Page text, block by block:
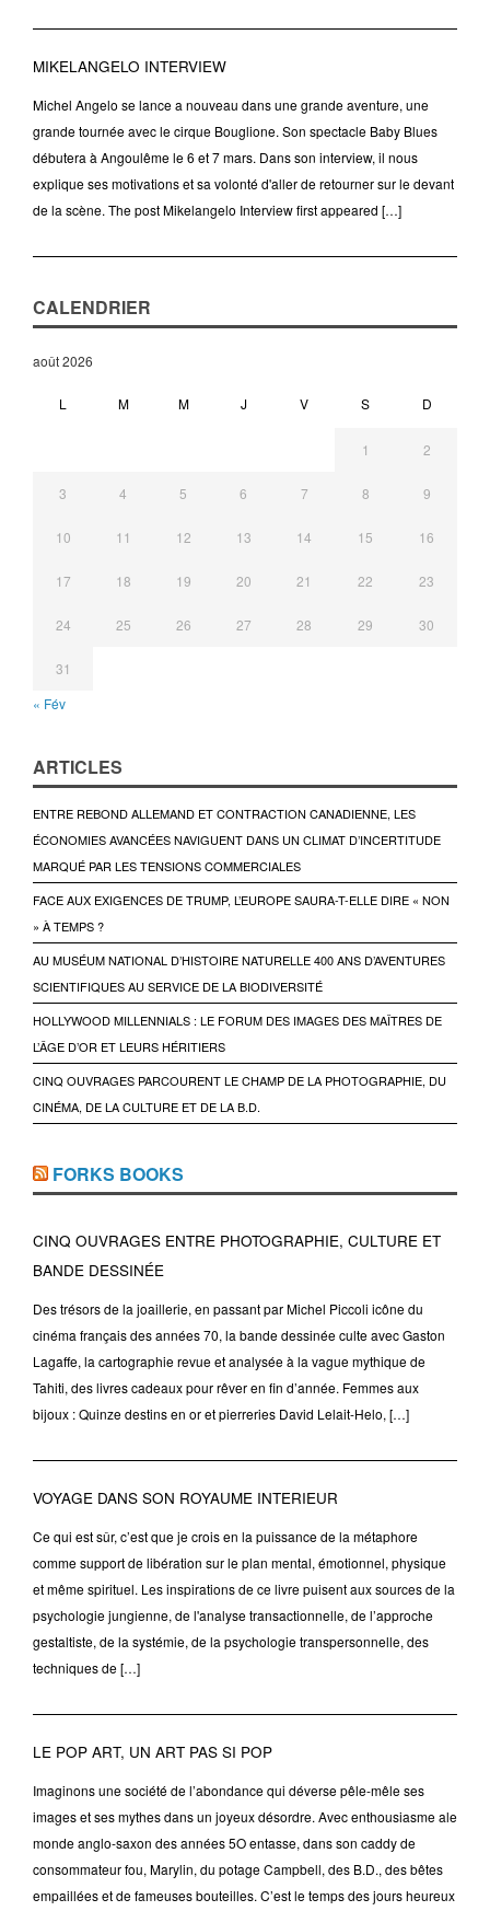
MIKELANGELO INTERVIEW
Michel Angelo se lance a nouveau dans une grande aventure, une
grande tournée avec le cirque Bouglione. Son spectacle Baby Blues
débutera à Angoulême le 6 et 7 mars. Dans son interview, il nous
explique ses motivations et sa volonté d'aller de retourner sur le devant
de la scène. The post Mikelangelo Interview first appeared […]
CALENDRIER
août 2026
L M M J V S D
1 2
3 4 5 6 7 8 9
10 11 12 13 14 15 16
17 18 19 20 21 22 23
24 25 26 27 28 29 30
31
« Fév
ARTICLES
ENTRE REBOND ALLEMAND ET CONTRACTION CANADIENNE, LES
ÉCONOMIES AVANCÉES NAVIGUENT DANS UN CLIMAT D’INCERTITUDE
MARQUÉ PAR LES TENSIONS COMMERCIALES
FACE AUX EXIGENCES DE TRUMP, L’EUROPE SAURA-T-ELLE DIRE « NON
» À TEMPS ?
AU MUSÉUM NATIONAL D’HISTOIRE NATURELLE 400 ANS D’AVENTURES
SCIENTIFIQUES AU SERVICE DE LA BIODIVERSITÉ
HOLLYWOOD MILLENNIALS : LE FORUM DES IMAGES DES MAÎTRES DE
L’ÂGE D’OR ET LEURS HÉRITIERS
CINQ OUVRAGES PARCOURENT LE CHAMP DE LA PHOTOGRAPHIE, DU
CINÉMA, DE LA CULTURE ET DE LA B.D.
FORKS BOOKS
CINQ OUVRAGES ENTRE PHOTOGRAPHIE, CULTURE ET
BANDE DESSINÉE
Des trésors de la joaillerie, en passant par Michel Piccoli icône du
cinéma français des années 70, la bande dessinée culte avec Gaston
Lagaffe, la cartographie revue et analysée à la vague mythique de
Tahiti, des livres cadeaux pour rêver en fin d’année. Femmes aux
bijoux : Quinze destins en or et pierreries David Lelait-Helo, […]
VOYAGE DANS SON ROYAUME INTERIEUR
Ce qui est sûr, c’est que je crois en la puissance de la métaphore
comme support de libération sur le plan mental, émotionnel, physique
et même spirituel. Les inspirations de ce livre puisent aux sources de la
psychologie jungienne, de l'analyse transactionnelle, de l’approche
gestaltiste, de la systémie, de la psychologie transpersonnelle, des
techniques de […]
LE POP ART, UN ART PAS SI POP
Imaginons une société de l’abondance qui déverse pêle-mêle ses
images et ses mythes dans un joyeux désordre. Avec enthousiasme ale
monde anglo-saxon des années 5O entasse, dans son caddy de
consommateur fou, Marylin, du potage Campbell, des B.D., des bêtes
empaillées et de fameuses bouteilles. C’est le temps des jours heureux